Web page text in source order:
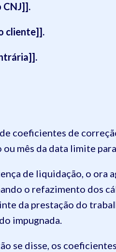
CNJ]].
cliente]].
coeficientes de
mês da data limite
de liquidação, o ora
o refazimento dos
da prestação do
impugnada.
se disse, os